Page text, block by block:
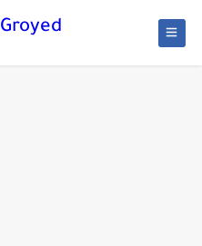
Groyed _ جرويد